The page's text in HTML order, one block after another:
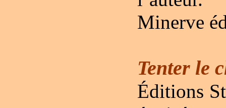
Minerve
Tenter le
Éditions